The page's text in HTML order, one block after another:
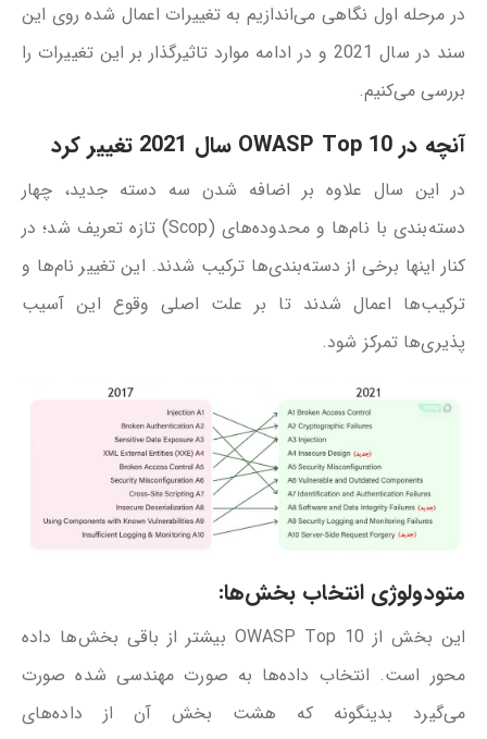
در مرحله اول نگاهی می‌اندازیم به تغییرات اعمال شده روی این
سند در سال 2021 و در ادامه موارد تاثیرگذار بر این تغییرات را
بررسی می‌کنیم.
آنچه در OWASP Top 10 سال 2021 تغییر کرد
در این سال علاوه بر اضافه شدن سه دسته جدید، چهار
دسته‌بندی با نام‌ها و محدوده‌های (Scop) تازه تعریف شد؛ در
کنار اینها برخی از دسته‌بندی‌‌ها ترکیب شدند. این تغییر نام‌ها و
ترکیب‌ها اعمال شدند تا بر علت اصلی وقوع این آسیب
پذیری‌ها تمرکز شود.
متودولوژی انتخاب بخش‌ها:
این بخش از OWASP Top 10 بیشتر از باقی بخش‌ها داده
محور است. انتخاب داده‌ها به صورت مهندسی شده صورت
می‌گیرد بدینگونه که هشت بخش آن از داده‌های